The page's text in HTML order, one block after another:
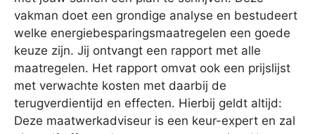
vakman doet een grondige analyse en bestudeert
welke energiebesparingsmaatregelen een goede
keuze zijn. Jij ontvangt een rapport met alle
maatregelen. Het rapport omvat ook een prijslijst
met verwachte kosten met daarbij de
terugverdientijd en effecten. Hierbij geldt altijd:
Deze maatwerkadviseur is een keur-expert en zal